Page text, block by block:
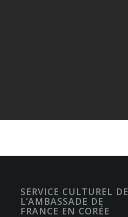
SERVICE CULTUREL DE
L’AMBASSADE DE
FRANCE EN CORÉE